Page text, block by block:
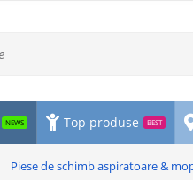
NEWS Top produse BEST
Piese de schimb aspiratoare &